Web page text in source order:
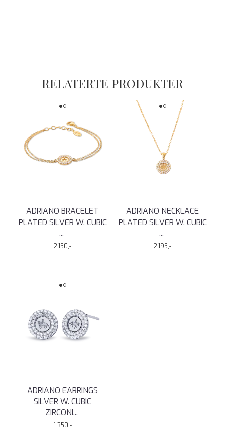
RELATERTE PRODUKTER
ADRIANO BRACELET
PLATED SILVER W. CUBIC
...
2.150,-
ADRIANO NECKLACE
PLATED SILVER W. CUBIC
...
2.195,-
ADRIANO EARRINGS
SILVER W. CUBIC
ZIRCONI...
1.350,-